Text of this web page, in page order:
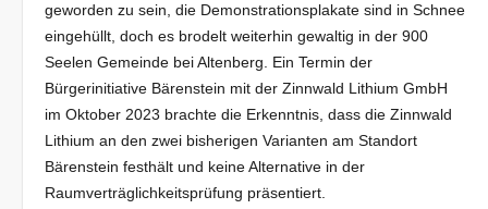
geworden zu sein, die Demonstrationsplakate sind in Schnee
eingehüllt, doch es brodelt weiterhin gewaltig in der 900
Seelen Gemeinde bei Altenberg. Ein Termin der
Bürgerinitiative Bärenstein mit der Zinnwald Lithium GmbH
im Oktober 2023 brachte die Erkenntnis, dass die Zinnwald
Lithium an den zwei bisherigen Varianten am Standort
Bärenstein festhält und keine Alternative in der
Raumverträglichkeitsprüfung präsentiert.